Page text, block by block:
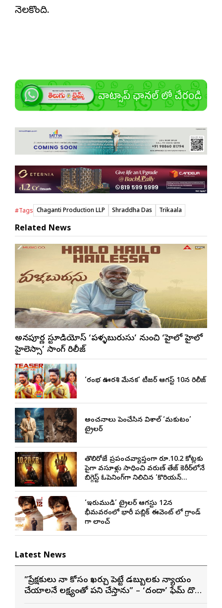
నెలకొంది.
#Tags Chaganti Production LLP Shraddha Das Trikaala
Related News
అన్నపూర్ణ స్టూడియోస్ ‘పళ్ళబురుసు’ నుంచి ‘హైలో హైలో
హైలెస్సా’ సాంగ్ రిలీజ్
‘రంభ ఊర్వశి మేనక’ టీజర్ ఆగస్ట్ 10న రిలీజ్
అంచనాలు పెంచేసిన విశాల్ ‘మకుటం’
ట్రైలర్
తొలిరోజే ప్రపంచవ్యాప్తంగా రూ.10.2 కోట్లకు
పైగా వసూళ్లు సాధించి వరుణ్ తేజ్ కెరీర్‌లోనే
బిగ్గెస్ట్ ఓపెనింగ్‌గా నిలిచిన ‘కొరియన్
‘ఇరుముడి’ ట్రైలర్ ఆగస్టు 12న
భీమవరంలో భారీ పబ్లిక్ ఈవెంట్ లో గ్రాండ్
గా లాంచ్
Latest News
”ప్రేక్షకులు నా కోసం ఖర్చు పెట్టే డబ్బులకు న్యాయం
చేయాలనే లక్ష్యంతో పని చేస్తాను” – ‘దందా’ ఫేమ్ దొర